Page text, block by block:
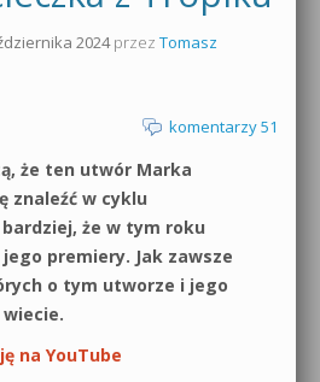
podstaw
Massive
2024przez Tomasz
komentarzy 51
że ten utwór Marka
znaleźć w cyklu
że w tym roku
premiery. Jak zawsze
o tym utworze i jego
na YouTube